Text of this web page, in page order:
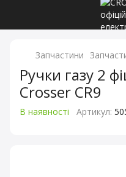
Запчастини
Ручки газу 2
Crosser CR9
В наявності Артикул: